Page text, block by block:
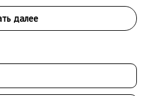
Его картины учат любить
сочинения. Помимо фондов
музея им. К. А. Тимирязева
Дарвиновском музее, Курской
Московском областном
Коломенском районном